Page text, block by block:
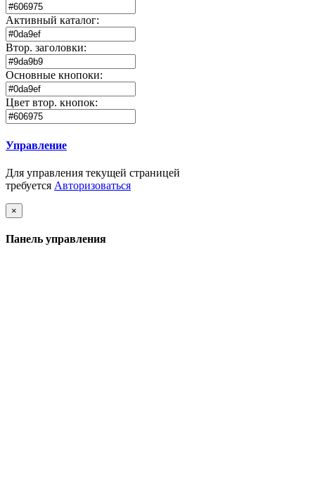
Активный каталог:
Втор. заголовки:
Основные кнопоки:
Цвет втор. кнопок:
Управление
Для управления текущей страницей
требуется Авторизоваться
×
Панель управления